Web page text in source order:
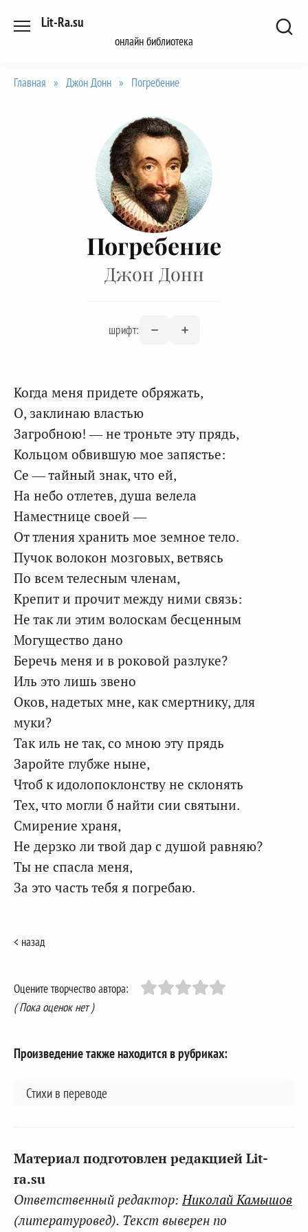
Lit-Ra.su
онлайн библиотека
Главная » Джон Донн » Погребение
Погребение
Джон Донн
шрифт:
Когда меня придете обряжать,
О, заклинаю властью
Загробною! — не троньте эту прядь,
Кольцом обвившую мое запястье:
Се — тайный знак, что ей,
На небо отлетев, душа велела
Наместнице своей —
От тления хранить мое земное тело.
Пучок волокон мозговых, ветвясь
По всем телесным членам,
Крепит и прочит между ними связь:
Не так ли этим волоскам бесценным
Могущество дано
Беречь меня и в роковой разлуке?
Иль это лишь звено
Оков, надетых мне, как смертнику, для
муки?
Так иль не так, со мною эту прядь
Заройте глубже ныне,
Чтоб к идолопоклонству не склонять
Тех, что могли б найти сии святыни.
Смирение храня,
Не дерзко ли твой дар с душой равняю?
Ты не спасла меня,
За это часть тебя я погребаю.
< назад
Оцените творчество автора:
( Пока оценок нет )
Произведение также находится в рубриках:
Стихи в переводе
Материал подготовлен редакцией Lit-
ra.su
Ответственный редактор:Николай Камышов
(литературовед). Текст выверен по